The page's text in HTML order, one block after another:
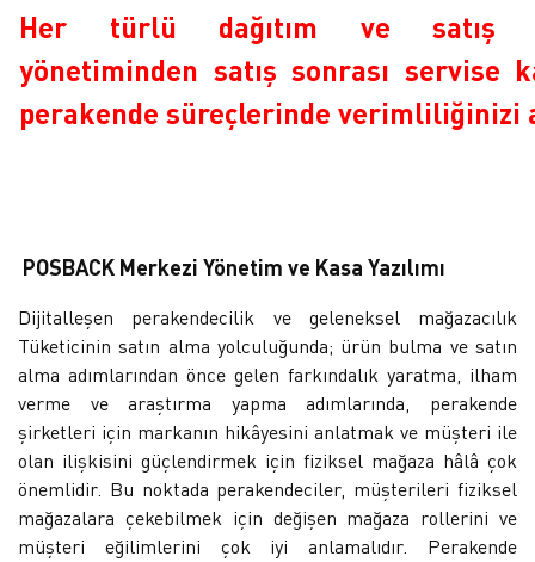
Her türlü dağıtım ve satış
yönetiminden satış sonrası servise
perakende süreçlerinde verimliliğinizi
POSBACK Merkezi Yönetim ve Kasa Yazılımı
Dijitalleşen perakendecilik ve geleneksel mağazacılık
Tüketicinin satın alma yolculuğunda; ürün bulma ve satın
alma adımlarından önce gelen farkındalık yaratma, ilham
verme ve araştırma yapma adımlarında, perakende
şirketleri için markanın hikâyesini anlatmak ve müşteri ile
olan ilişkisini güçlendirmek için fiziksel mağaza hâlâ çok
önemlidir. Bu noktada perakendeciler, müşterileri fiziksel
mağazalara çekebilmek için değişen mağaza rollerini ve
müşteri eğilimlerini çok iyi anlamalıdır. Perakende